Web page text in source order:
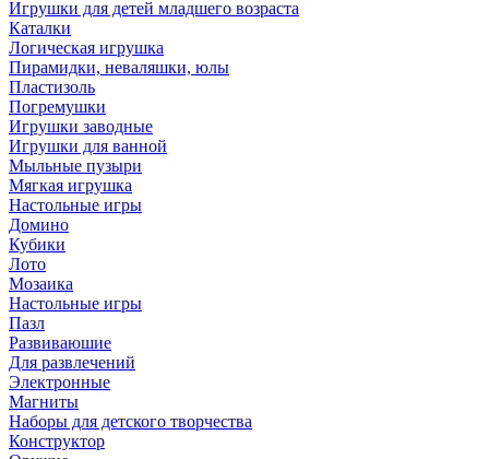
Игрушки для детей младшего возраста
Каталки
Логическая игрушка
Пирамидки, неваляшки, юлы
Пластизоль
Погремушки
Игрушки заводные
Игрушки для ванной
Мыльные пузыри
Мягкая игрушка
Настольные игры
Домино
Кубики
Лото
Мозаика
Настольные игры
Пазл
Развиваюшие
Для развлечений
Электронные
Магниты
Наборы для детского творчества
Конструктор